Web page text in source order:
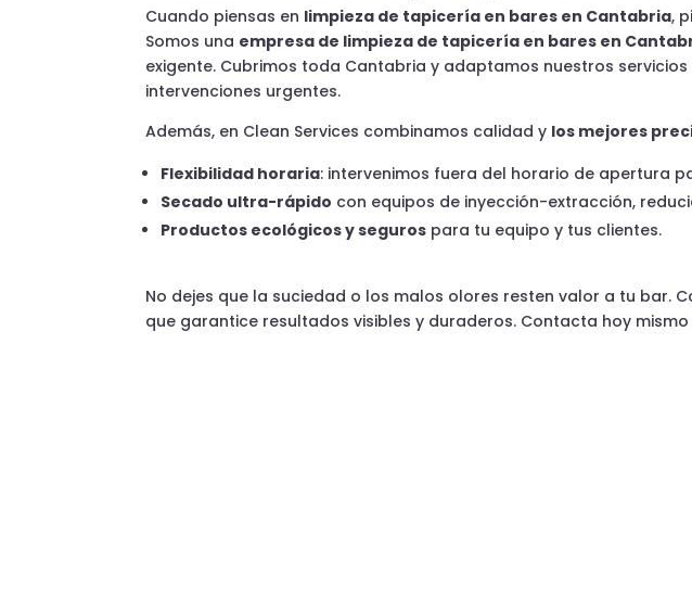
Cuando piensas en limpieza de tapicería en bares en Cantabria,
Somos una empresa de limpieza de tapicería en bares en
exigente. Cubrimos toda Cantabria y adaptamos nuestros
intervenciones urgentes.
Además, en Clean Services combinamos calidad y los mejores
Flexibilidad horaria: intervenimos fuera del horario de apertura
Secado ultra-rápido con equipos de inyección-extracción,
Productos ecológicos y seguros para tu equipo y tus clientes.
No dejes que la suciedad o los malos olores resten valor a tu bar.
que garantice resultados visibles y duraderos. Contacta hoy